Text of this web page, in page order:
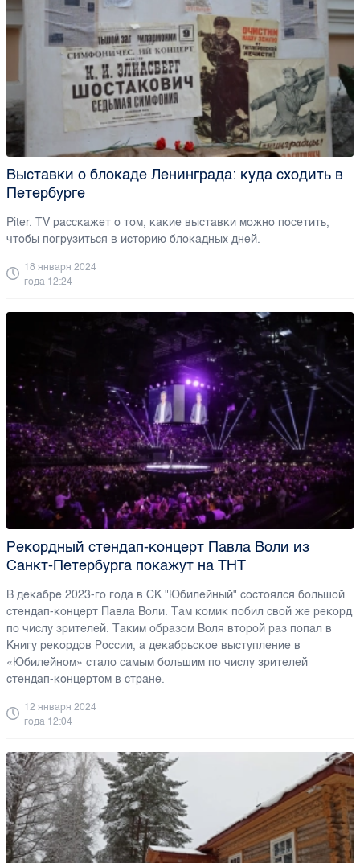
Выставки о блокаде Ленинграда: куда сходить в
Петербурге
Piter. TV расскажет о том, какие выставки можно посетить,
чтобы погрузиться в историю блокадных дней.
18 января 2024
года 12:24
Рекордный стендап-концерт Павла Воли из
Санкт-Петербурга покажут на ТНТ
В декабре 2023-го года в СК "Юбилейный" состоялся большой
стендап-концерт Павла Воли. Там комик побил свой же рекорд
по числу зрителей. Таким образом Воля второй раз попал в
Книгу рекордов России, а декабрьское выступление в
«Юбилейном» стало самым большим по числу зрителей
стендап-концертом в стране.
12 января 2024
года 12:04